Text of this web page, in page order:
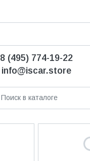
8 (495) 774-19-22
info@iscar.store